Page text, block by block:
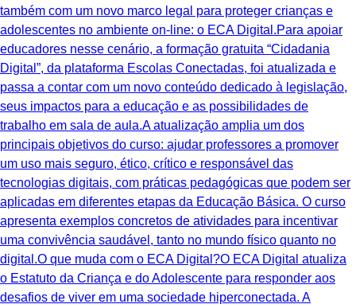
também com um novo marco legal para proteger crianças e
adolescentes no ambiente on-line: o ECA Digital.Para apoiar
educadores nesse cenário, a formação gratuita “Cidadania
Digital”, da plataforma Escolas Conectadas, foi atualizada e
passa a contar com um novo conteúdo dedicado à legislação,
seus impactos para a educação e as possibilidades de
trabalho em sala de aula.A atualização amplia um dos
principais objetivos do curso: ajudar professores a promover
um uso mais seguro, ético, crítico e responsável das
tecnologias digitais, com práticas pedagógicas que podem ser
aplicadas em diferentes etapas da Educação Básica. O curso
apresenta exemplos concretos de atividades para incentivar
uma convivência saudável, tanto no mundo físico quanto no
digital.O que muda com o ECA Digital?O ECA Digital atualiza
o Estatuto da Criança e do Adolescente para responder aos
desafios de viver em uma sociedade hiperconectada. A